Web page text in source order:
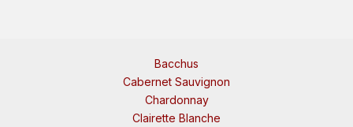
Bacchus
Cabernet Sauvignon
Chardonnay
Clairette Blanche